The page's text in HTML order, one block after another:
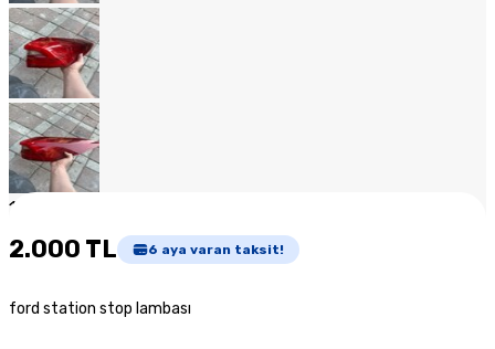
1
2.000 TL 6 aya varan taksit!
ford station stop lambası